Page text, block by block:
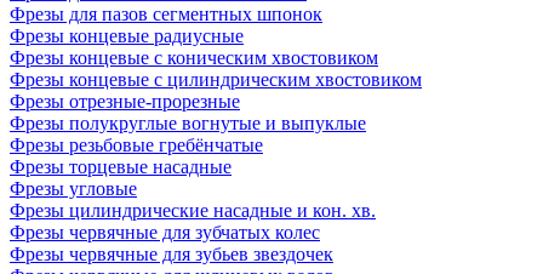
Фрезы для пазов сегментных шпонок
Фрезы концевые радиусные
Фрезы концевые с коническим хвостовиком
Фрезы концевые с цилиндрическим хвостовиком
Фрезы отрезные-прорезные
Фрезы полукруглые вогнутые и выпуклые
Фрезы резьбовые гребёнчатые
Фрезы торцевые насадные
Фрезы угловые
Фрезы цилиндрические насадные и кон. хв.
Фрезы червячные для зубчатых колес
Фрезы червячные для зубьев звездочек